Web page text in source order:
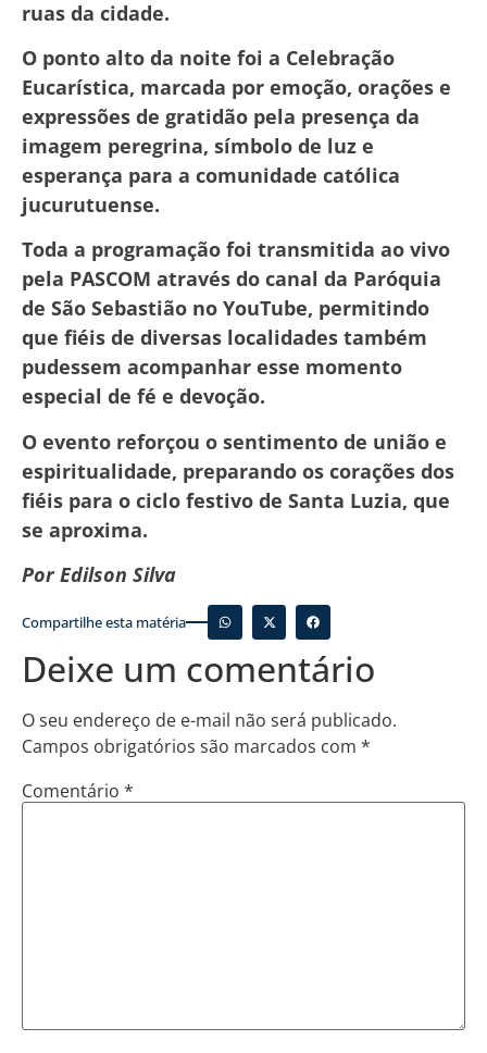
ruas da cidade.
O ponto alto da noite foi a Celebração
Eucarística, marcada por emoção, orações e
expressões de gratidão pela presença da
imagem peregrina, símbolo de luz e
esperança para a comunidade católica
jucurutuense.
Toda a programação foi transmitida ao vivo
pela PASCOM através do canal da Paróquia
de São Sebastião no YouTube, permitindo
que fiéis de diversas localidades também
pudessem acompanhar esse momento
especial de fé e devoção.
O evento reforçou o sentimento de união e
espiritualidade, preparando os corações dos
fiéis para o ciclo festivo de Santa Luzia, que
se aproxima.
Por Edilson Silva
Compartilhe esta matéria
Deixe um comentário
O seu endereço de e-mail não será publicado.
Campos obrigatórios são marcados com *
Comentário *